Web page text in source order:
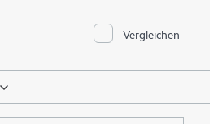
Vergleichen